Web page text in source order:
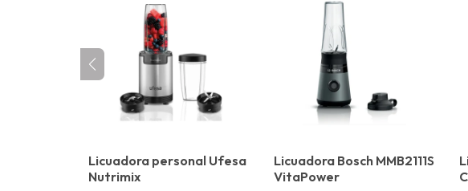
Licuadora personal Ufesa
Nutrimix
Licuadora Bosch MMB2111S
VitaPower